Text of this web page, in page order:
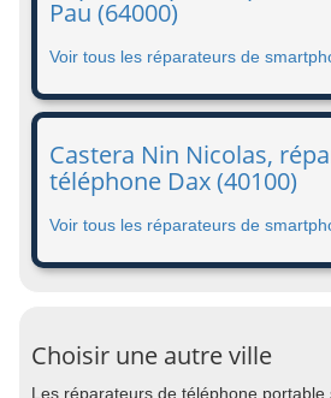
Pau (64000)
Voir tous les réparateurs de
Castera Nin Nicolas,
téléphone Dax (40100)
Voir tous les réparateurs de
Choisir une autre ville
Les réparateurs de téléphone portable